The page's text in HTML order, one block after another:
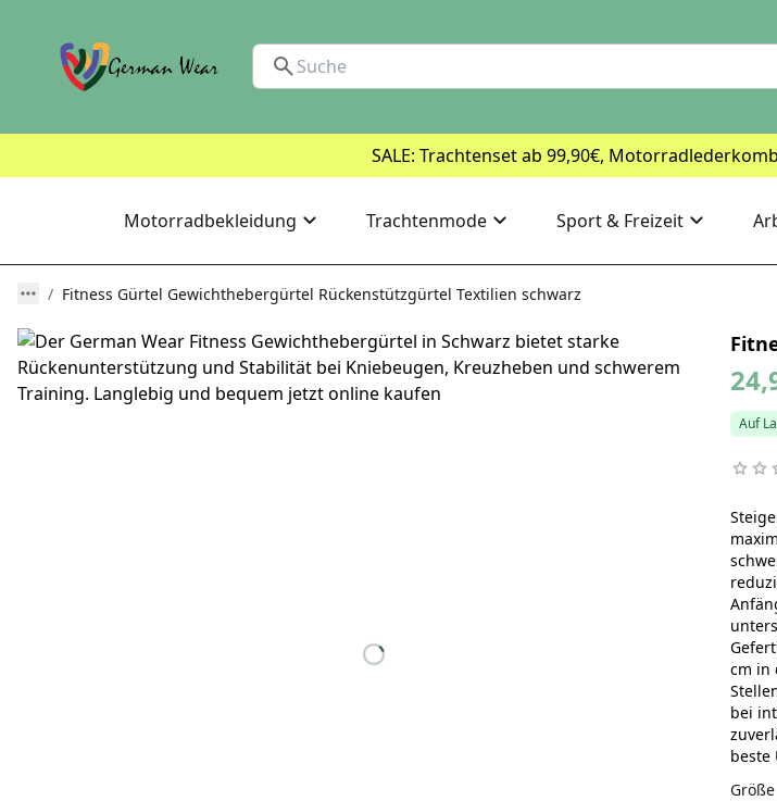
SALE: Trachtenset ab 99,90€,
Motorradbekleidung Trachtenmode Sport & Freizeit
Fitness Gürtel Gewichthebergürtel Rückenstützgürtel Textilien schwarz
Auf
cm in
bei
beste
Größe